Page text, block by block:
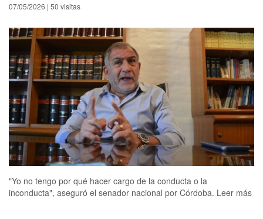
07/05/2026 | 50 visitas
"Yo no tengo por qué hacer cargo de la conducta o la
inconducta", aseguró el senador nacional por Córdoba. Leer más